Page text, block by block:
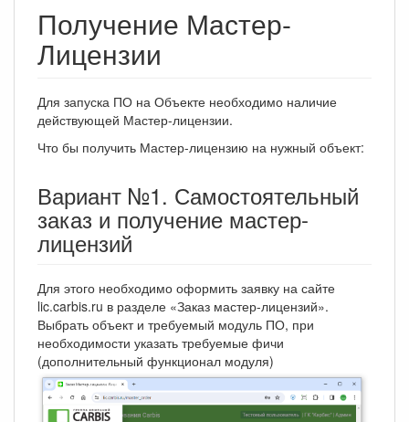
Получение Мастер-
Лицензии
Для запуска ПО на Объекте необходимо наличие
действующей Мастер-лицензии.
Что бы получить Мастер-лицензию на нужный объект:
Вариант №1. Самостоятельный
заказ и получение мастер-
лицензий
Для этого необходимо оформить заявку на сайте
lic.carbis.ru в разделе «Заказ мастер-лицензий».
Выбрать объект и требуемый модуль ПО, при
необходимости указать требуемые фичи
(дополнительный функционал модуля)